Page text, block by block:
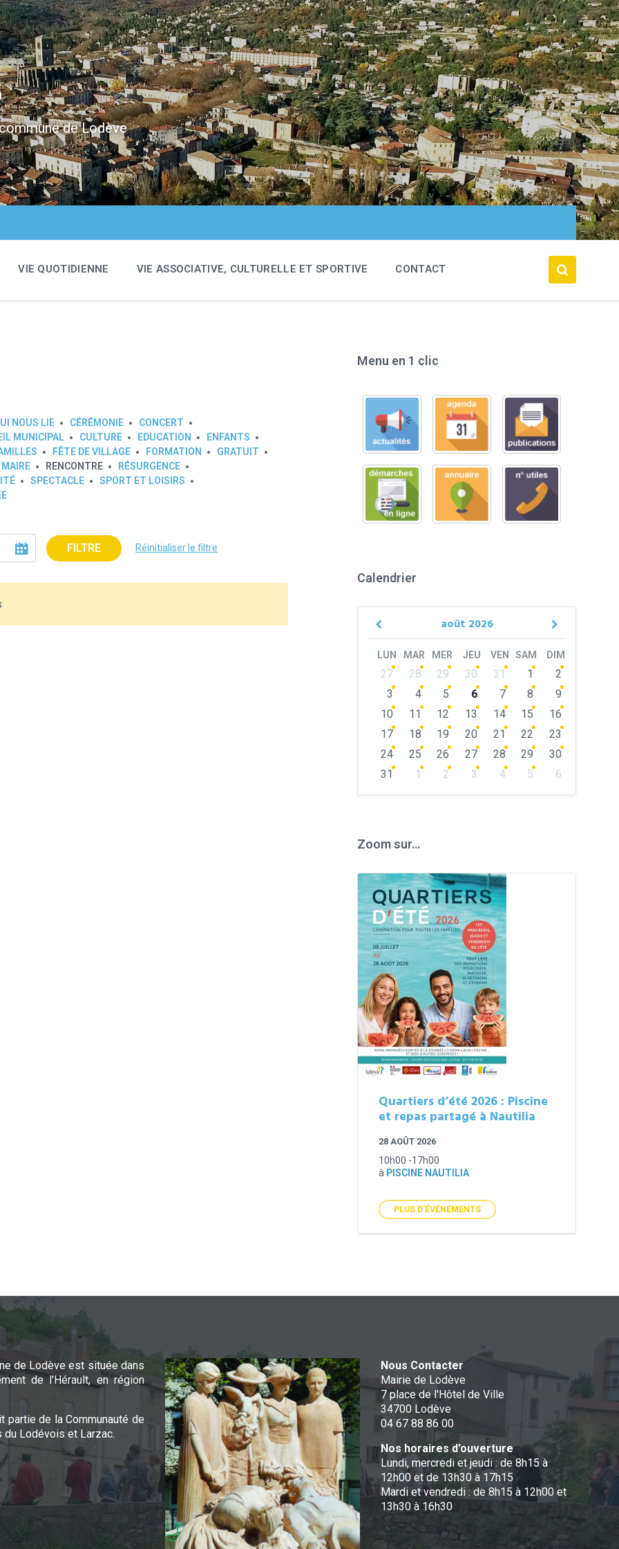
de Lodève
VIE QUOTIDIENNE VIE ASSOCIATIVE, CULTURELLE ET SPORTIVE CONTACT
NOUS LIE CÉRÉMONIE
CONCERT
MUNICIPAL CULTURE EDUCATION
ENFANTS
FÊTE DE VILLAGE FORMATION
GRATUIT
MAIRE RENCONTRE
RÉSURGENCE
SPECTACLE
SPORT ET LOISIRS
FILTRE Réinitialiser le filtre
Menu en 1 clic
Calendrier
août 2026
Previous
Next
LUN MAR MER JEU VEN SAM DIM
Skip
calendar
days
27 28 29 30 31 1
2
3
4 5 6 7 8
9
10
11 12 13 14 15
16
17
18 19 20 21 22
23
24
25 26 27 28 29
30
31
1 2 3 4 5
6
Zoom sur…
Quartiers d’été 2026 : Piscine
et repas partagé à Nautilia
28 AOÛT 2026
10h00 -17h00
à PISCINE NAUTILIA
PLUS D'ÉVÉNEMENTS
de Lodève est située dans
de l'Hérault, en région
partie de la Communauté de
du Lodévois et Larzac.
Nous Contacter
Mairie de Lodève
7 place de l'Hôtel de Ville
34700 Lodève
04 67 88 86 00
Nos horaires d’ouverture
Lundi, mercredi et jeudi : de 8h15 à
12h00 et de 13h30 à 17h15
Mardi et vendredi : de 8h15 à 12h00 et
13h30 à 16h30